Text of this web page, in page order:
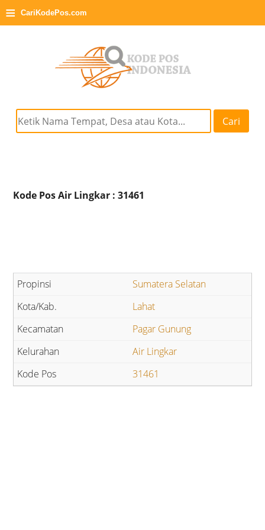
≡ CariKodePos.com
Cari
Kode Pos Air Lingkar : 31461
Sumatera Selatan
Lahat
Pagar Gunung
Air Lingkar
31461